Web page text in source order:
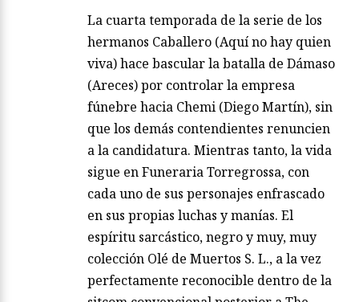
La cuarta temporada de la serie de los
hermanos Caballero (Aquí no hay quien
viva) hace bascular la batalla de Dámaso
(Areces) por controlar la empresa
fúnebre hacia Chemi (Diego Martín), sin
que los demás contendientes renuncien
a la candidatura. Mientras tanto, la vida
sigue en Funeraria Torregrossa, con
cada uno de sus personajes enfrascado
en sus propias luchas y manías. El
espíritu sarcástico, negro y muy, muy
colección Olé de Muertos S. L., a la vez
perfectamente reconocible dentro de la